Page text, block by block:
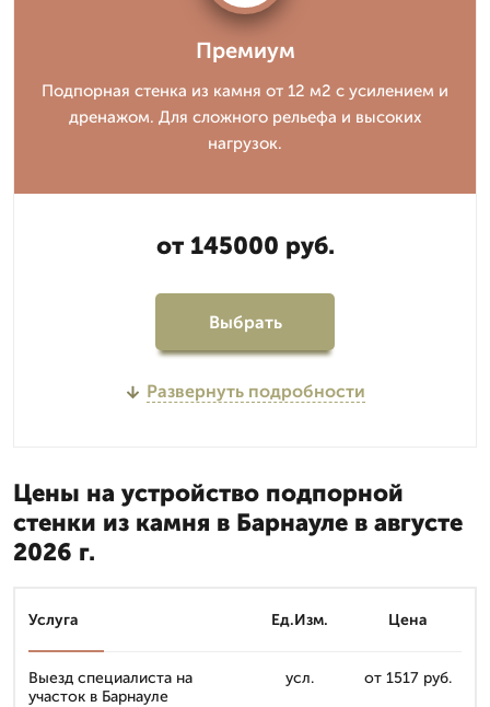
Премиум
Подпорная стенка из камня от 12 м2 с усилением и
дренажом. Для сложного рельефа и высоких
нагрузок.
от 145000 руб.
Выбрать
Развернуть подробности
Цены на устройство подпорной
стенки из камня в Барнауле в августе
2026 г.
Услуга Ед.Изм. Цена
Выезд специалиста на
участок в Барнауле
усл. от 1517 руб.